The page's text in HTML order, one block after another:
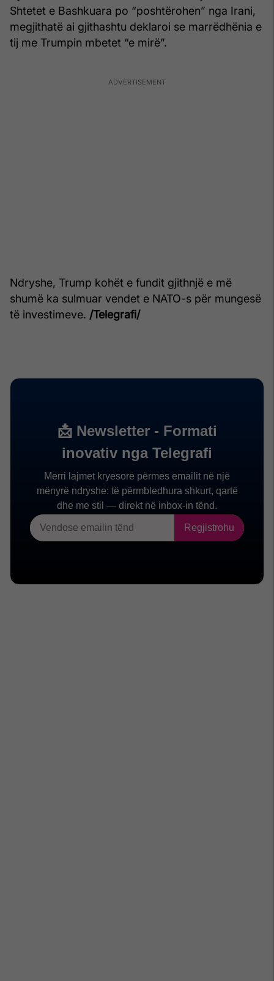
Shtetet e Bashkuara po “poshtërohen” nga Irani,
megjithatë ai gjithashtu deklaroi se marrëdhënia e
tij me Trumpin mbetet “e mirë”.
Ndryshe, Trump kohët e fundit gjithnjë e më
shumë ka sulmuar vendet e NATO-s për mungesë
të investimeve. /Telegrafi/